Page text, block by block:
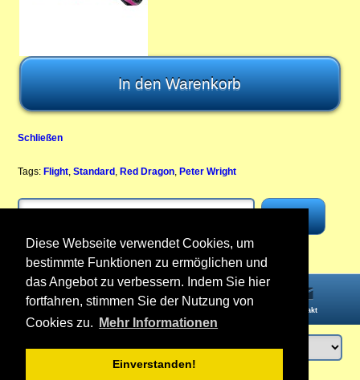
Diese Webseite verwendet Cookies, um
bestimmte Funktionen zu ermöglichen und
das Angebot zu verbessern. Indem Sie hier
fortfahren, stimmen Sie der Nutzung von
Cookies zu.
Mehr Informationen
Einverstanden!
Schließen
Tags: Flight ,Standard ,Red Dragon ,Peter Wright
Konto Kontakt